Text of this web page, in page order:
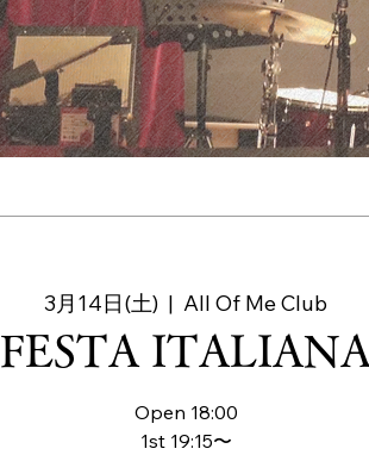
3月14日(土)
  |
All Of Me Club
FESTA ITALIANA
Open 18:00
1st 19:15〜